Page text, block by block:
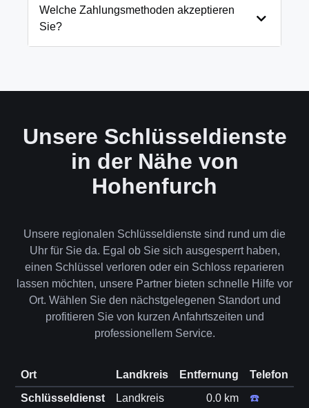
und öffnen Ihre Tür in 99% der Fälle
zerstörungsfrei. Nur in absoluten Ausnahmefällen,
Welche Zahlungsmethoden akzeptieren
Sie?
Unsere Schlüsseldienste
in der Nähe von
Hohenfurch
Unsere regionalen Schlüsseldienste sind rund um die
Uhr für Sie da. Egal ob Sie sich ausgesperrt haben,
einen Schlüssel verloren oder ein Schloss reparieren
lassen möchten, unsere Partner bieten schnelle Hilfe vor
Ort. Wählen Sie den nächstgelegenen Standort und
profitieren Sie von kurzen Anfahrtszeiten und
professionellem Service.
Ort Landkreis Entfernung
Telefon
Schlüsseldienst
Landkreis
0.0 km ☎️